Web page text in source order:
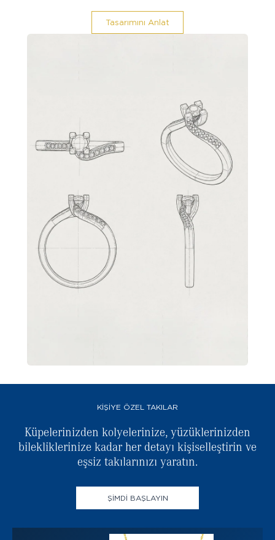
Tasarımını Anlat
KİŞİYE ÖZEL TAKILAR
Küpelerinizden kolyelerinize, yüzüklerinizden
bilekliklerinize kadar her detayı kişiselleştirin ve
eşsiz takılarınızı yaratın.
ŞİMDİ BAŞLAYIN